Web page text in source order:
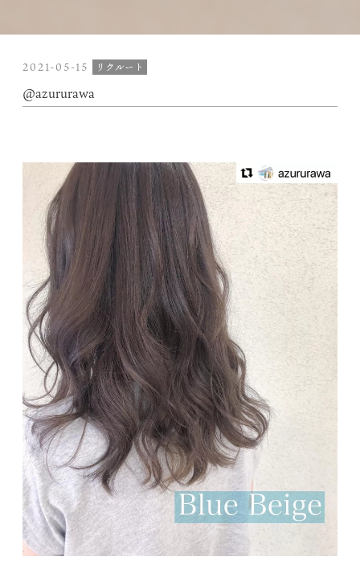
2021-05-15 リクルート
@azururawa